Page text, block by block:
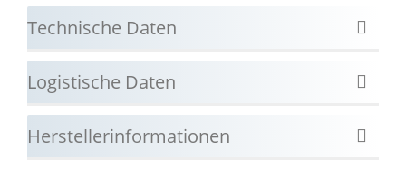
Technische Daten
Logistische Daten
Herstellerinformationen